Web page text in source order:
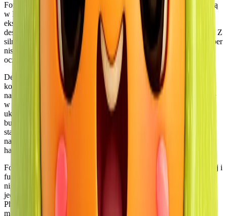
Fortuna Lakeside to butikowy deweloper nieruchomości z siedzibą
w Phuket w Tajlandii, który koncentruje się na dostarczaniu
ekskluzywnych projektów mieszkalnych, łączących nowoczesny
design, naturalne otoczenie i wyrafinowane koncepcje stylu życia. Z
silnym naciskiem na jakość ponad ilość, firma działa jako deweloper
niszowy, starannie dobierając każdy projekt, aby spełnić
oczekiwania wymagających właścicieli domów i inwestorów.
Deweloper jest twórcą projektu Fortuna Lakeside — prywatnej
kolekcji luksusowych willi usytuowanych w spokojnym
nadbrzeżnym otoczeniu. Koncepcja odzwierciedla zaangażowanie
w nowoczesną architekturę tropikalną, gdzie czyste linie, otwarte
układy i rozległe przeszklenia są harmonijnie zintegrowane z
bujnymi krajobrazami i widokami na wodę. Każda rezydencja jest
starannie zaprojektowana, aby maksymalizować przestrzeń,
naturalne światło i życie wewnętrzno-zewnętrzne, tworząc
harmonijną równowagę między komfortem a naturą.
Fortuna Lakeside kładzie szczególny nacisk na prywatność, spokój i
funkcjonalność. Projekt został zaprojektowany jako społeczność o
niskiej gęstości, co zapewnia spokojną atmosferę przy
jednoczesnym zachowaniu bliskości do kluczowej infrastruktury
Phuket, w tym międzynarodowych szkół, miejsc zakupowych,
marin i plaż. To strategiczne położenie zwiększa zarówno